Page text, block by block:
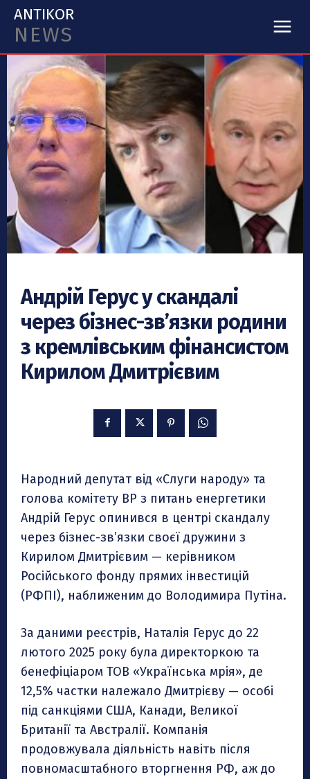
ANTIKOR
NEWS
Андрій Герус у скандалі
через бізнес-зв’язки родини
з кремлівським фінансистом
Кирилом Дмитрієвим
Народний депутат від «Слуги народу» та
голова комітету ВР з питань енергетики
Андрій Герус опинився в центрі скандалу
через бізнес-зв’язки своєї дружини з
Кирилом Дмитрієвим — керівником
Російського фонду прямих інвестицій
(РФПІ), наближеним до Володимира Путіна.
За даними реєстрів, Наталія Герус до 22
лютого 2025 року була директоркою та
бенефіціаром ТОВ «Українська мрія», де
12,5% частки належало Дмитрієву — особі
під санкціями США, Канади, Великої
Британії та Австралії. Компанія
продовжувала діяльність навіть після
повномасштабного вторгнення РФ, аж до